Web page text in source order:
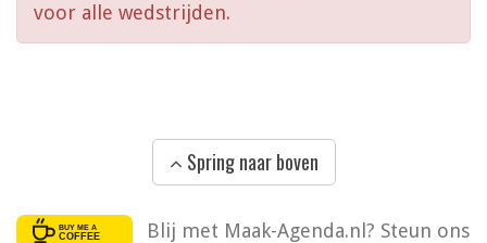
voor alle wedstrijden.
Spring naar boven
Blij met Maak-Agenda.nl? Steun ons